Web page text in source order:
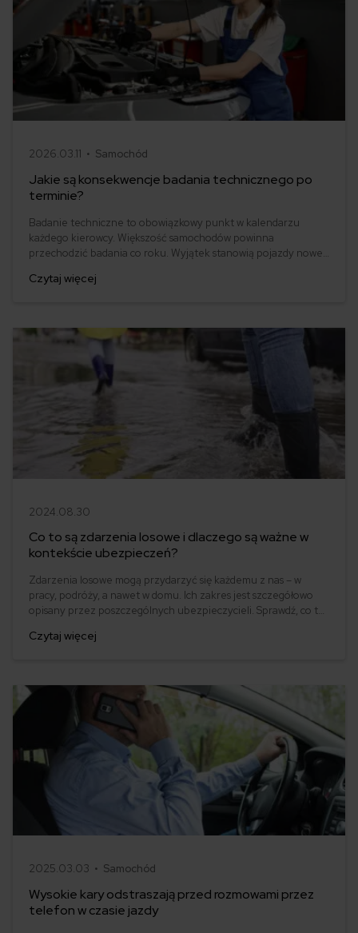
2026.03.11 • Samochód
Jakie są konsekwencje badania technicznego po
terminie?
Badanie techniczne to obowiązkowy punkt w kalendarzu
każdego kierowcy. Większość samochodów powinna
przechodzić badania co roku. Wyjątek stanowią pojazdy nowe
rejestracji, a następnie po dwóch latach. Po tym czasie
Czytaj więcej
2024.08.30
Co to są zdarzenia losowe i dlaczego są ważne w
kontekście ubezpieczeń?
Zdarzenia losowe mogą przydarzyć się każdemu z nas – w
pracy, podróży, a nawet w domu. Ich zakres jest szczegółowo
opisany przez poszczególnych ubezpieczycieli. Sprawdź, co to
ubezpieczyć.
Czytaj więcej
2025.03.03 • Samochód
Wysokie kary odstraszają przed rozmowami przez
telefon w czasie jazdy